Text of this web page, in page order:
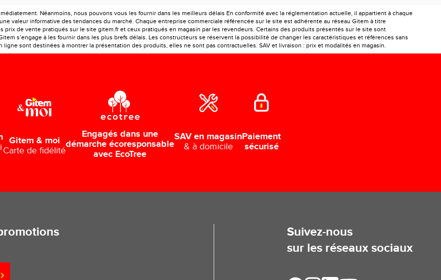
Néanmoins, nous pouvons vous les fournir dans les meilleurs délais En conformité avec la réglementation actuelle, il appartient à chaque
valeur informative des tendances du marché. Chaque entreprise commerciale référencée sur le site est adhérente au réseau Gitem à titre
de vente pratiqués sur le site gitem.fr et ceux pratiqués en magasin par les revendeurs. Certains des produits présentés sur le site sont
s’engage à les fournir dans les plus brefs délais. Les constructeurs se réservent la possibilité de changer les caractéristiques et références sans
sont destinées à montrer la présentation des produits, elles ne sont pas contractuelles. SAV et livraison : prix et modalités en magasin.
Gitem & moi
Carte de fidélité
Engagés dans une
démarche écoresponsable
avec EcoTree
SAV en magasin
& à domicile
Paiement
sécurisé
Suivez-nous
sur les réseaux sociaux